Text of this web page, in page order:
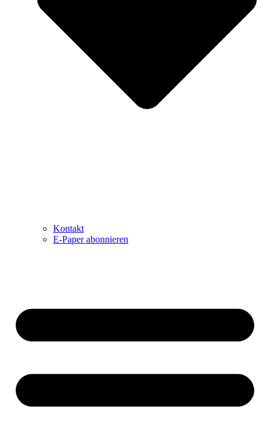
Kontakt
E-Paper abonnieren